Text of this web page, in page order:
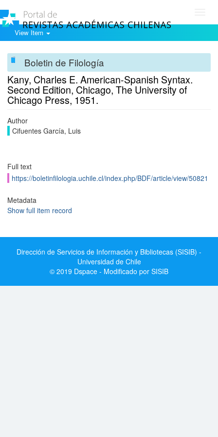
View Item
Boletin de Filología
Kany, Charles E. American-Spanish Syntax.
Second Edition, Chicago, The University of
Chicago Press, 1951.
Author
Cifuentes García, Luis
Full text
https://boletinfilologia.uchile.cl/index.php/BDF/article/view/50821
Metadata
Show full item record
Dirección de Servicios de Información y Bibliotecas (SISIB) -
Universidad de Chile
© 2019 Dspace - Modificado por SISIB